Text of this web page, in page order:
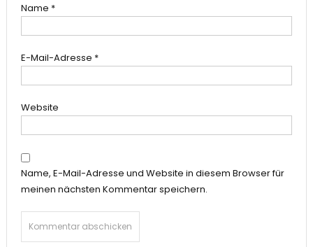
Name *
E-Mail-Adresse *
Website
Name, E-Mail-Adresse und Website in diesem Browser für
meinen nächsten Kommentar speichern.